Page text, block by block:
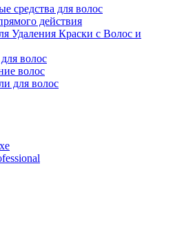
средства для волос
действия
Удаления Краски с Волос и
волос
волос
для волос